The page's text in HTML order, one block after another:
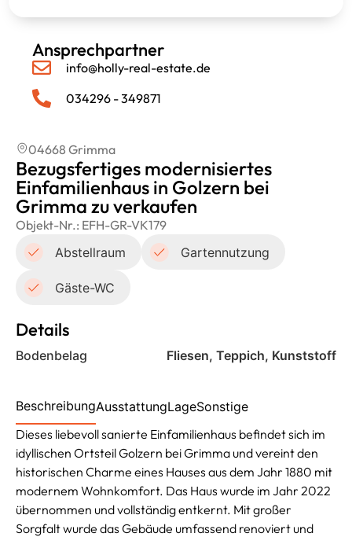
Ansprechpartner
info@holly-real-estate.de
034296 - 349871
04668 Grimma
Bezugsfertiges modernisiertes
Einfamilienhaus in Golzern bei
Grimma zu verkaufen
Objekt-Nr.: EFH-GR-VK179
Abstellraum
Gartennutzung
Gäste-WC
Details
Bodenbelag Fliesen, Teppich, Kunststoff
BeschreibungAusstattungLageSonstige
Dieses liebevoll sanierte Einfamilienhaus befindet sich im
idyllischen Ortsteil Golzern bei Grimma und vereint den
historischen Charme eines Hauses aus dem Jahr 1880 mit
modernem Wohnkomfort. Das Haus wurde im Jahr 2022
übernommen und vollständig entkernt. Mit großer
Sorgfalt wurde das Gebäude umfassend renoviert und